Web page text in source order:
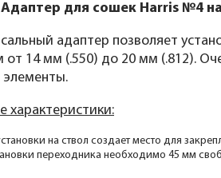
для сошек Harris №4
адаптер позволяет
14 мм (.550) до 20 мм (.812).
характеристики:
на ствол создает место для
переходника необходимо 45 мм